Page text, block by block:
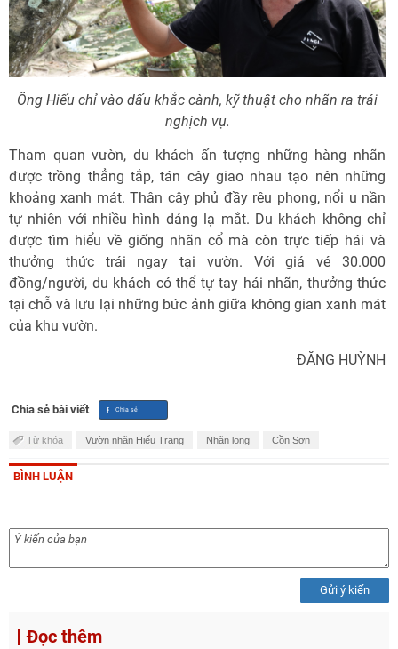
Ông Hiếu chỉ vào dấu khắc cành, kỹ thuật cho nhãn ra trái
nghịch vụ.
Tham quan vườn, du khách ấn tượng những hàng nhãn
được trồng thẳng tắp, tán cây giao nhau tạo nên những
khoảng xanh mát. Thân cây phủ đầy rêu phong, nổi u nần
tự nhiên với nhiều hình dáng lạ mắt. Du khách không chỉ
được tìm hiểu về giống nhãn cổ mà còn trực tiếp hái và
thưởng thức trái ngay tại vườn. Với giá vé 30.000
đồng/người, du khách có thể tự tay hái nhãn, thưởng thức
tại chỗ và lưu lại những bức ảnh giữa không gian xanh mát
của khu vườn.
ĐĂNG HUỲNH
Chia sẻ bài viết
Từ khóa Vườn nhãn Hiếu Trang Nhãn long Cồn Sơn
BÌNH LUẬN
Gửi ý kiến
Đọc thêm